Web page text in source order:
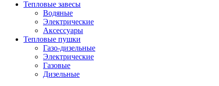
Тепловые завесы
Водяные
Электрические
Аксессуары
Тепловые пушки
Газо-дизельные
Электрические
Газовые
Дизельные